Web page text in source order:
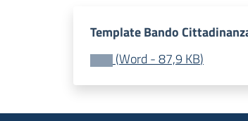
Template Bando
(Word -87,9 KB)